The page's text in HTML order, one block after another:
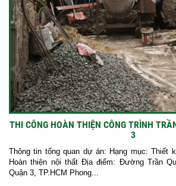
THI CÔNG HOÀN THIỆN CÔNG TRÌNH
3
Thông tin tổng quan dự án: Hạng mục: Thiết
Hoàn thiện nội thất Địa điểm: Đường Trần
Quận 3, TP.HCM Phong...